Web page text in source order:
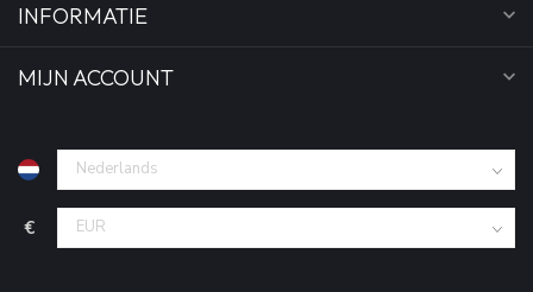
INFORMATIE
MIJN ACCOUNT
€